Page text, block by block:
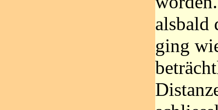
alsbald
ging